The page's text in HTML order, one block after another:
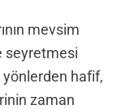
mevsim
seyretmesi
yönlerden hafif,
zaman